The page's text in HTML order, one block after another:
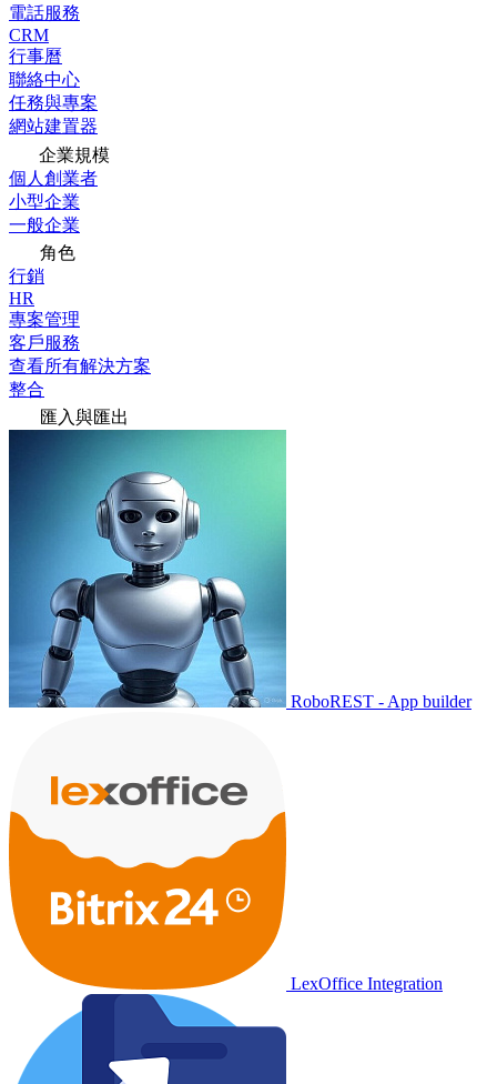
電話服務
CRM
行事曆
聯絡中心
任務與專案
網站建置器
企業規模
個人創業者
小型企業
一般企業
角色
行銷
HR
專案管理
客戶服務
查看所有解決方案
整合
匯入與匯出
RoboREST - App builder
LexOffice Integration